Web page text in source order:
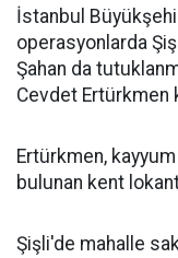
İstanbul
operasyonlarda
Şahan da
Cevdet Ertürkmen
Ertürkmen,
bulunan kent
Şişli'de mahalle